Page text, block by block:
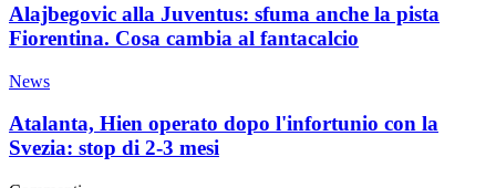
Alajbegovic alla Juventus: sfuma anche la pista
Fiorentina. Cosa cambia al fantacalcio
News
Atalanta, Hien operato dopo l'infortunio con la
Svezia: stop di 2-3 mesi